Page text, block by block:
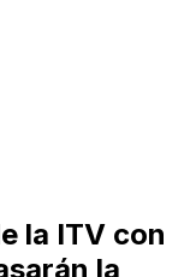
la ITV con
la